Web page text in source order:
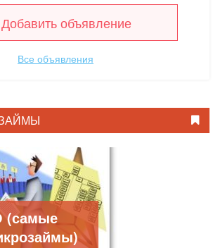
Добавить объявление
Все объявления
(самые